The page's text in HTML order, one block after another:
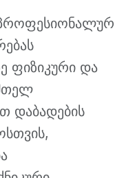
ფიზიკური და
დაბადების